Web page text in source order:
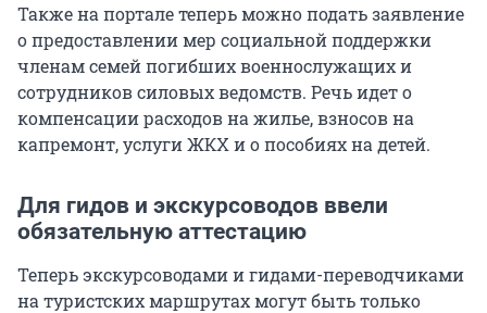
Также на портале теперь можно подать заявление
о предоставлении мер социальной поддержки
членам семей погибших военнослужащих и
сотрудников силовых ведомств. Речь идет о
компенсации расходов на жилье, взносов на
капремонт, услуги ЖКХ и о пособиях на детей.
Для гидов и экскурсоводов ввели
обязательную аттестацию
Теперь экскурсоводами и гидами-переводчиками
на туристских маршрутах могут быть только